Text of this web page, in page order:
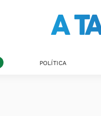
POLÍTICA